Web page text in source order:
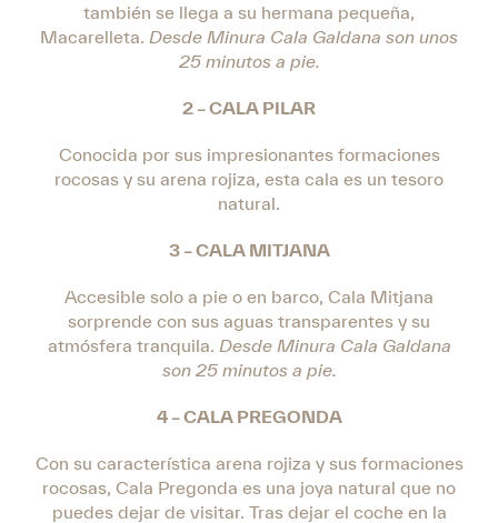
también se llega a su hermana pequeña,
Macarelleta. Desde Minura Cala Galdana son unos
25 minutos a pie.
2 – CALA PILAR
Conocida por sus impresionantes formaciones
rocosas y su arena rojiza, esta cala es un tesoro
natural.
3 – CALA MITJANA
Accesible solo a pie o en barco, Cala Mitjana
sorprende con sus aguas transparentes y su
atmósfera tranquila. Desde Minura Cala Galdana
son 25 minutos a pie.
4 – CALA PREGONDA
Con su característica arena rojiza y sus formaciones
rocosas, Cala Pregonda es una joya natural que no
puedes dejar de visitar. Tras dejar el coche en la